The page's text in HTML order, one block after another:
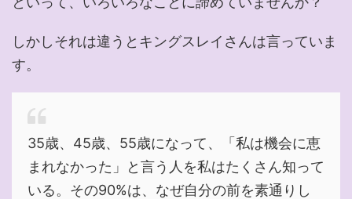
しかしそれは違うとキングスレイさんは言っていま
す。
35歳、45歳、55歳になって、「私は機会に恵
まれなかった」と言う人を私はたくさん知って
いる。その90%は、なぜ自分の前を素通りし